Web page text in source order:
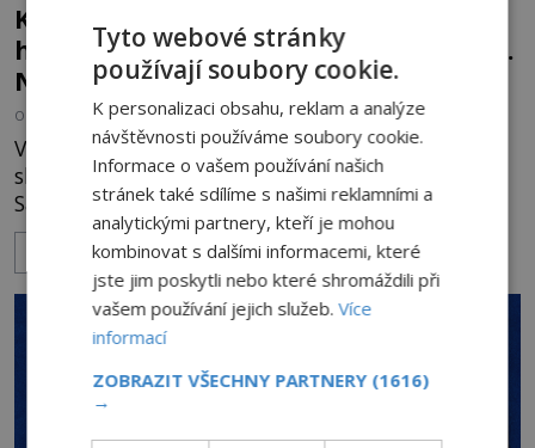
Kletba Tamerlánovy hrobky: Otevřeli
hrob a za dva dny začala invaze do SSSR.
Náhoda, nebo varování?
OD HELENA STEJSKALOVÁ 4.8.2026 2.8TIS
V červnu 1941 sovětští vědci otevírají hrobku
slavného dobyvatele Tamerlána v uzbeckém
Samarkandu. O dva dny později nacistické
Německo zahajuje operaci Barbarossa a napadá
Sovětský svaz. Shoda dat je natolik zarážející, že se
rodí jedna z nejslavnějších „kleteb“ 20. století. Je
na legendě něco pravdy, nebo jde jen o fascinující
souhru okolností? Když antropolog Michail
Gerasimov (1907-1970) a
ZOBRAZIT VÍCE
Tyto webové stránky
používají soubory cookie.
K personalizaci obsahu, reklam a analýze
návštěvnosti používáme soubory cookie.
Informace o vašem používání našich
stránek také sdílíme s našimi reklamními a
analytickými partnery, kteří je mohou
kombinovat s dalšími informacemi, které
jste jim poskytli nebo které shromáždili při
vašem používání jejich služeb.Více
informací
ZOBRAZIT VŠECHNY PARTNERY (1616)
→